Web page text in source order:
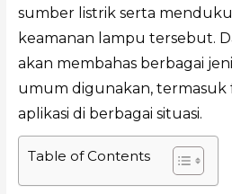
sumber listrik serta
keamanan lampu tersebut.
akan membahas berbagai
umum digunakan, termasuk
aplikasi di berbagai situasi.
Table of Contents